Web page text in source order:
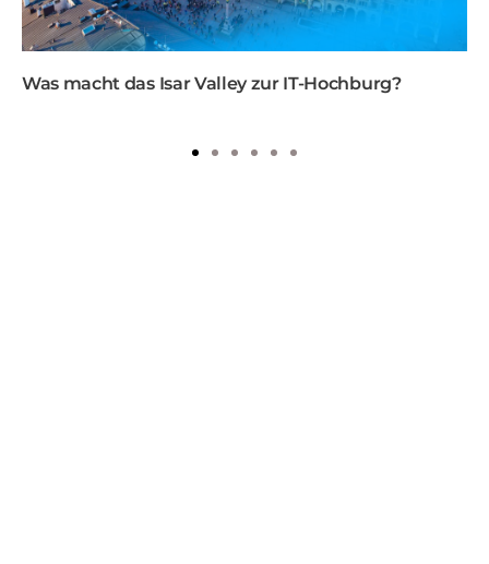
Was macht das Isar Valley zur IT-Hochburg?
1 2 3 4 5 6